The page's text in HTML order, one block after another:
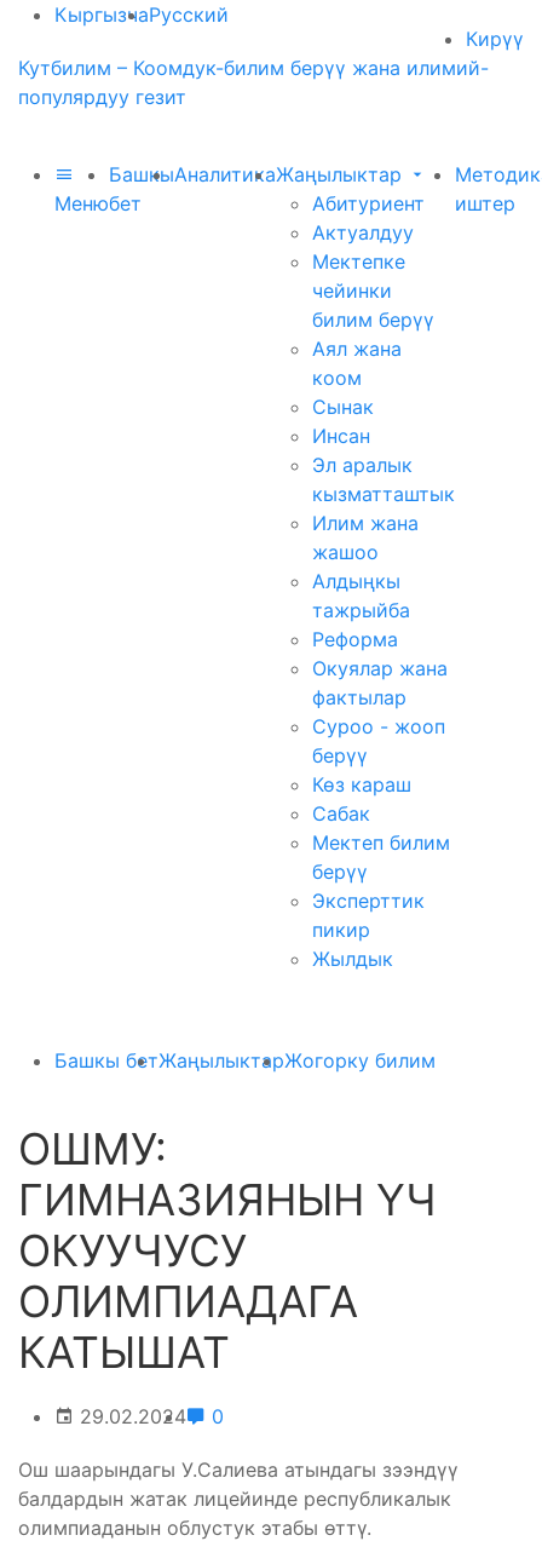
КыргызчаРусский
Кирүү
Кутбилим – Коомдук-билим берүү жана илимий-
популярдуу гезит
Меню
Башкы
бет
АналитикаЖаңылыктар
Абитуриент
Актуалдуу
Мектепке
чейинки
билим берүү
Аял жана
коом
Сынак
Инсан
Эл аралык
кызматташтык
Илим жана
жашоо
Алдыңкы
тажрыйба
Реформа
Окуялар жана
фактылар
Суроо - жооп
берүү
Көз караш
Сабак
Мектеп билим
берүү
Эксперттик
пикир
Жылдык
иштер
Башкы бетЖаңылыктарЖогорку билим
ОШМУ:
ГИМНАЗИЯНЫН ҮЧ
ОКУУЧУСУ
ОЛИМПИАДАГА
КАТЫШАТ
29.02.2024 0
Ош шаарындагы У.Салиева атындагы зээндүү
балдардын жатак лицейинде республикалык
олимпиаданын облустук этабы өттү.